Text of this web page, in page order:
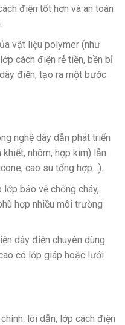
điện tốt hơn và an toàn
vật liệu polymer (như
cách điện rẻ tiền, bền bỉ
điện, tạo ra một bước
nghệ dây dẫn phát triển
nhôm, hợp kim) lẫn
cao su tổng hợp…).
bảo vệ chống cháy,
hợp nhiều môi trường
dây điện chuyên dùng
có lớp giáp hoặc lưới
lõi dẫn, lớp cách điện